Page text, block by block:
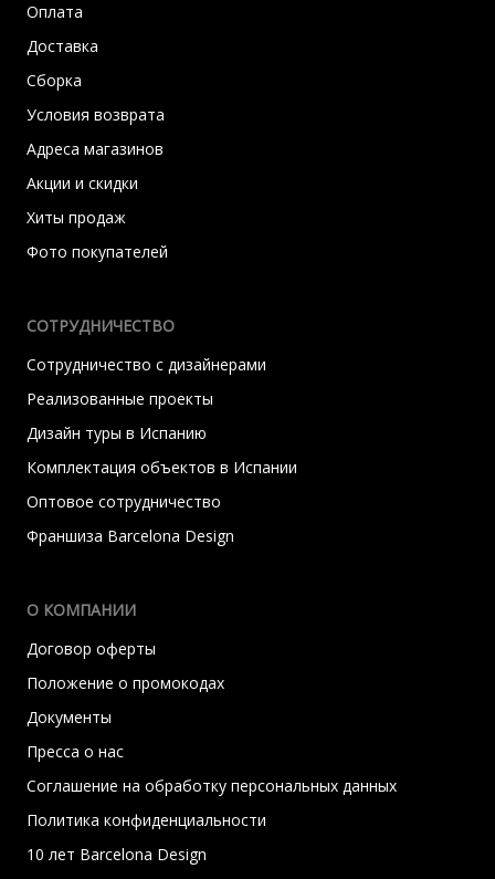
Оплата
Доставка
Сборка
Условия возврата
Адреса магазинов
Акции и скидки
Хиты продаж
Фото покупателей
СОТРУДНИЧЕСТВО
Сотрудничество с дизайнерами
Реализованные проекты
Дизайн туры в Испанию
Комплектация объектов в Испании
Оптовое сотрудничество
Франшиза Barcelona Design
О КОМПАНИИ
Договор оферты
Положение о промокодах
Документы
Пресса о нас
Соглашение на обработку персональных данных
Политика конфиденциальности
10 лет Barcelona Design